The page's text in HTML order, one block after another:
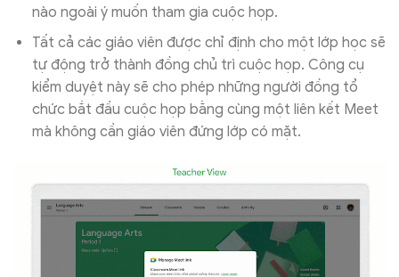
nào ngoài ý muốn tham gia cuộc họp.
Tất cả các giáo viên được chỉ định cho một lớp học sẽ
tự động trở thành đồng chủ trì cuộc họp. Công cụ
kiểm duyệt này sẽ cho phép những người đồng tổ
chức bắt đầu cuộc họp bằng cùng một liên kết Meet
mà không cần giáo viên đứng lớp có mặt.